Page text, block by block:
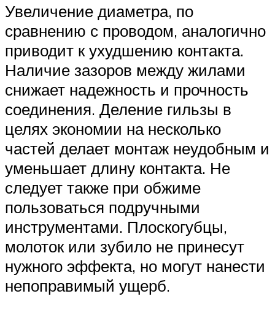
Увеличение диаметра, по
сравнению с проводом, аналогично
приводит к ухудшению контакта.
Наличие зазоров между жилами
снижает надежность и прочность
соединения. Деление гильзы в
целях экономии на несколько
частей делает монтаж неудобным и
уменьшает длину контакта. Не
следует также при обжиме
пользоваться подручными
инструментами. Плоскогубцы,
молоток или зубило не принесут
нужного эффекта, но могут нанести
непоправимый ущерб.